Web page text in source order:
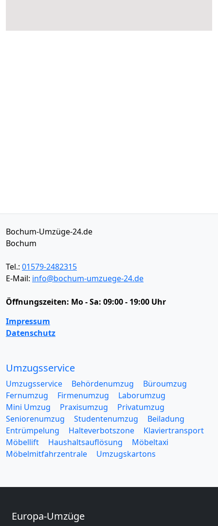
Bochum-Umzüge-24.de
Bochum
Tel.: 01579-2482315
E-Mail: info@bochum-umzuege-24.de
Öffnungszeiten: Mo - Sa: 09:00 - 19:00 Uhr
Impressum
Datenschutz
Umzugsservice
Umzugsservice Behördenumzug
Büroumzug
Fernumzug
Firmenumzug
Laborumzug
Mini Umzug
Praxisumzug
Privatumzug
Seniorenumzug
Studentenumzug
Beiladung
Entrümpelung
Halteverbotszone
Klaviertransport
Möbellift
Haushaltsauflösung
Möbeltaxi
Möbelmitfahrzentrale
Umzugskartons
Europa-Umzüge